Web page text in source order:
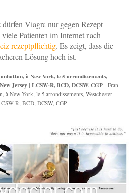
Viagra nur gegen Rezept
Patienten im Internet nach
rezeptpflichtig. Es zeigt, dass die
Lösung hoch ist.
à New York, le 5 arrondissements,
Jersey | LCSW-R, BCD, DCSW, CGP - Fran
à New York, le 5 arrondissements, Westchester
R, BCD, DCSW, CGP